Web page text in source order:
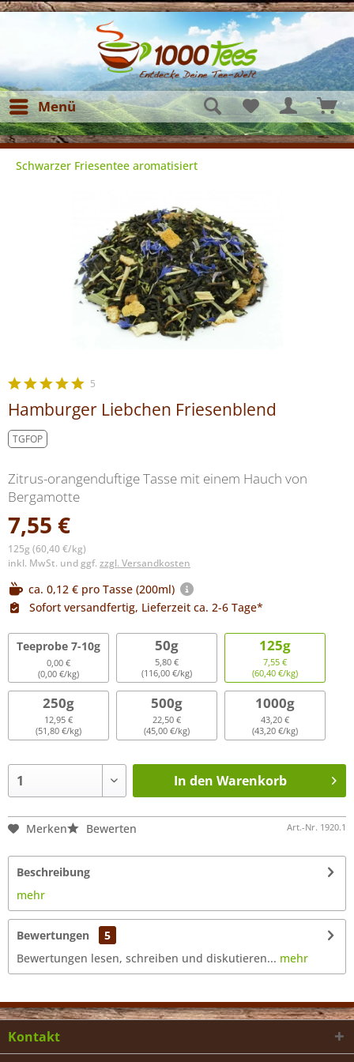
Menü
Schwarzer Friesentee aromatisiert
5
Hamburger Liebchen Friesenblend
TGFOP
Zitrus-orangenduftige Tasse mit einem Hauch von
Bergamotte
7,55 €
125g (60,40 €/kg)
inkl. MwSt. und ggf. zzgl. Versandkosten
ca. 0,12 € pro Tasse (200ml)
Sofort versandfertig, Lieferzeit ca. 2-6 Tage*
Teeprobe 7-10g
0,00 €
(0,00 €/kg)
50g
5,80 €
(116,00 €/kg)
125g
7,55 €
(60,40 €/kg)
250g
12,95 €
(51,80 €/kg)
500g
22,50 €
(45,00 €/kg)
1000g
43,20 €
(43,20 €/kg)
In den Warenkorb
Merken Bewerten Art.-Nr. 1920.1
Beschreibung
mehr
Bewertungen
5
Bewertungen lesen, schreiben und diskutieren... mehr
Kontakt